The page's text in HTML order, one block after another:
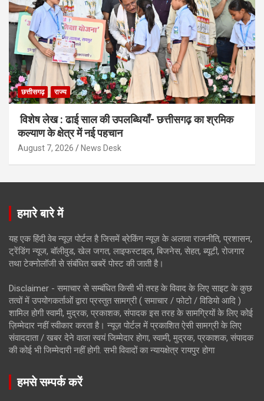
छत्तीसगढ़ राज्य
विशेष लेख : ढाई साल की उपलब्धियाँ- छत्तीसगढ़ का श्रमिक
कल्याण के क्षेत्र में नई पहचान
August 7, 2026 News Desk
हमारे बारे में
यह एक हिंदी वेब न्यूज़ पोर्टल है जिसमें ब्रेकिंग न्यूज़ के अलावा राजनीति, प्रशासन,
ट्रेंडिंग न्यूज, बॉलीवुड, खेल जगत, लाइफस्टाइल, बिजनेस, सेहत, ब्यूटी, रोजगार
तथा टेक्नोलॉजी से संबंधित खबरें पोस्ट की जाती है।
Disclaimer - समाचार से सम्बंधित किसी भी तरह के विवाद के लिए साइट के कुछ
तत्वों में उपयोगकर्ताओं द्वारा प्रस्तुत सामग्री ( समाचार / फोटो / विडियो आदि )
शामिल होगी स्वामी, मुद्रक, प्रकाशक, संपादक इस तरह के सामग्रियों के लिए कोई
ज़िम्मेदार नहीं स्वीकार करता है। न्यूज़ पोर्टल में प्रकाशित ऐसी सामग्री के लिए
संवाददाता / खबर देने वाला स्वयं जिम्मेदार होगा, स्वामी, मुद्रक, प्रकाशक, संपादक
की कोई भी जिम्मेदारी नहीं होगी. सभी विवादों का न्यायक्षेत्र रायपुर होगा
हमसे सम्पर्क करें